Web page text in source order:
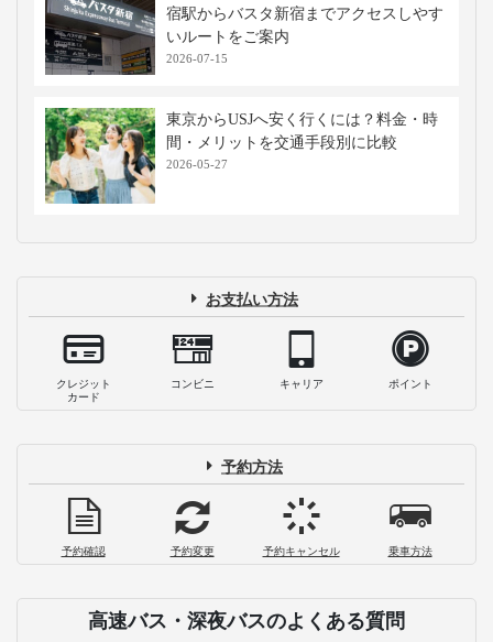
宿駅からバスタ新宿までアクセスしやす
いルートをご案内
2026-07-15
東京からUSJへ安く行くには？料金・時
間・メリットを交通手段別に比較
2026-05-27
お支払い方法
クレジット
カード
コンビニ キャリア ポイント
予約方法
予約確認 予約変更 予約キャンセル 乗車方法
高速バス・深夜バスのよくある質問